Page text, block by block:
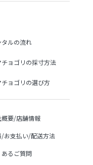
ルの流れ
ョゴリの採寸方法
ョゴリの選び方
要/店舗情報
お支払い/配送方法
るご質問